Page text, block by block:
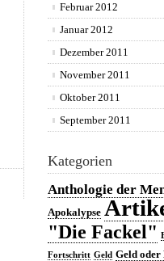
Februar 2012
Januar 2012
Dezember 2011
November 2011
Oktober 2011
September 2011
Kategorien
Anthologie der
Apokalypse
"Die Fackel"
Fortschritt Geld Geld oder